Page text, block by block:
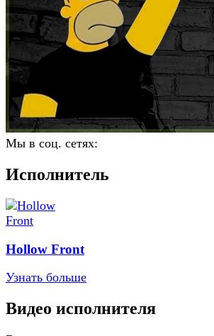
Мы в соц. сетях:
Исполнитель
Hollow Front
Узнать больше
Видео исполнителя